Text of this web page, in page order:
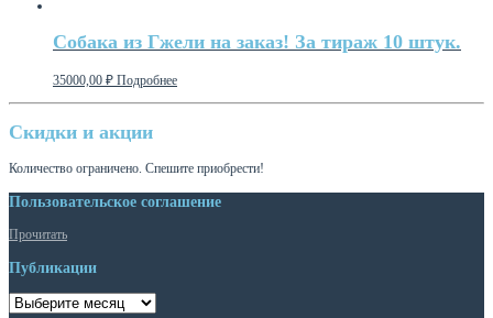
Собака из Гжели на заказ! За тираж 10 штук.
35000,00 ₽ Подробнее
Скидки и акции
Количество ограничено. Спешите приобрести!
Пользовательское соглашение
Прочитать
Публикации
Публикации